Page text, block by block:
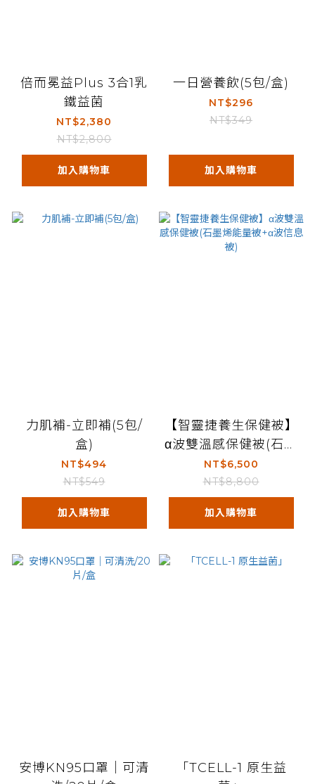
倍而冕益Plus 3合1乳
鐵益菌
NT$2,380
NT$2,800
加入購物車
一日營養飲(5包/盒)
NT$296
NT$349
加入購物車
力肌補-立即補(5包/
盒)
NT$494
NT$549
加入購物車
【智靈捷養生保健被】
α波雙溫感保健被(石墨
烯能量被+α波信息被)
NT$6,500
NT$8,800
加入購物車
安博KN95口罩｜可清
「TCELL-1 原生益